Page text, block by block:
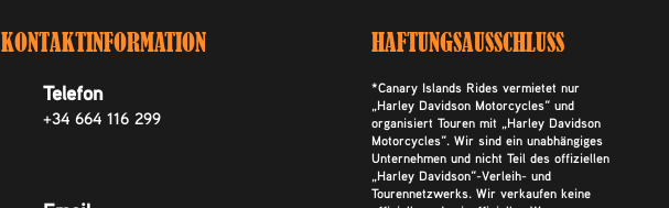
KONTAKTINFORMATION
Telefon
+34 664 116 299
HAFTUNGSAUSSCHLUSS
*Canary Islands Rides vermietet nur
„Harley Davidson Motorcycles“ und
organisiert Touren mit „Harley Davidson
Motorcycles“. Wir sind ein unabhängiges
Unternehmen und nicht Teil des offiziellen
„Harley Davidson“-Verleih- und
Tourennetzwerks. Wir verkaufen keine